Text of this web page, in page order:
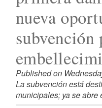
nueva
subvención
Published on
La subvención está
municipales; ya se